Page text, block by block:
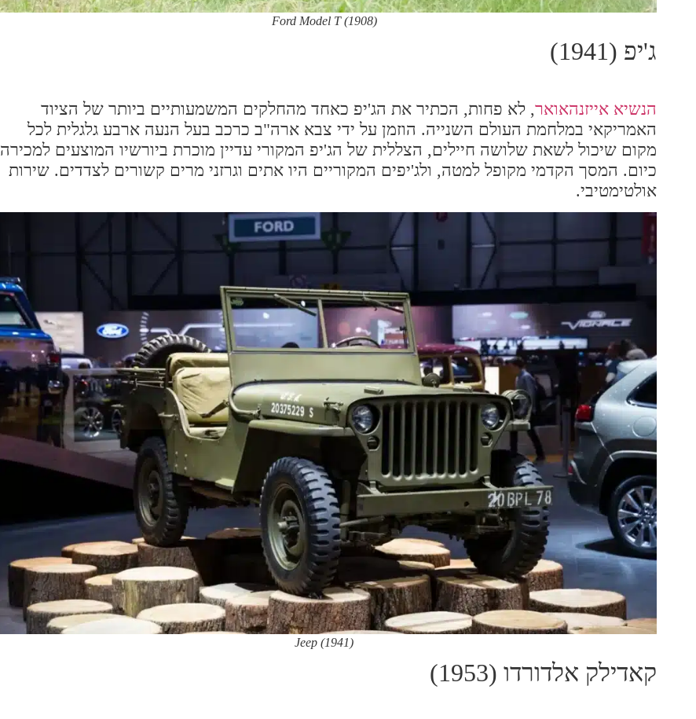
Ford Model T (1908)
ג'יפ (1941)
הנשיא אייזנהאואר, לא פחות, הכתיר את הג'יפ כאחד מהחלקים המשמעותיים ביותר של הציוד
האמריקאי במלחמת העולם השנייה. הוזמן על ידי צבא ארה"ב כרכב בעל הנעה ארבע גלגלית לכל
מקום שיכול לשאת שלושה חיילים, הצללית של הג'יפ המקורי עדיין מוכרת ביורשיו המוצעים למכירה
כיום. המסך הקדמי מקופל למטה, ולג'יפים המקוריים היו אתים וגרזני מרים קשורים לצדדים. שירות
אולטימטיבי.
Jeep (1941)
קאדילק אלדורדו (1953)